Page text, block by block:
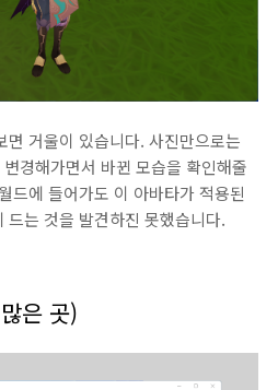
면 거울이 있습니다. 사진만으로는
경해가면서 바뀐 모습을 확인해줄
드에 들어가도 이 아바타가 적용된
드는 것을 발견하진 못했습니다.
은 곳)